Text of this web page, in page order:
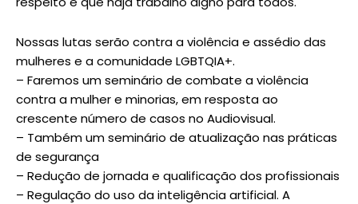
Nossas lutas serão contra a violência e assédio das
mulheres e a comunidade LGBTQIA+.
– Faremos um seminário de combate a violência
contra a mulher e minorias, em resposta ao
crescente número de casos no Audiovisual.
– ⁠Também um seminário de atualização nas práticas
de segurança
– ⁠Redução de jornada e qualificação dos profissionais
– ⁠Regulação do uso da inteligência artificial. A